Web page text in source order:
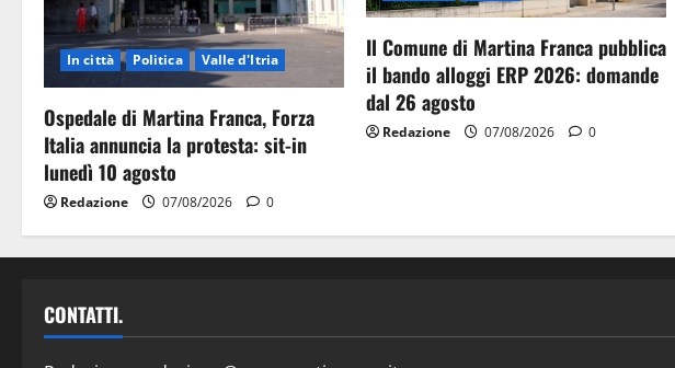
In città Politica Valle d'Itria
Ospedale di Martina Franca, Forza
Italia annuncia la protesta: sit-in
lunedì 10 agosto
Redazione 07/08/2026 0
Il Comune di Martina Franca pubblica
il bando alloggi ERP 2026: domande
dal 26 agosto
Redazione 07/08/2026 0
CONTATTI.